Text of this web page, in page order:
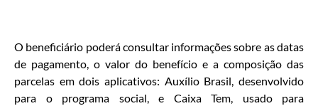
O beneficiário poderá consultar informações sobre as datas
de pagamento, o valor do benefício e a composição das
parcelas em dois aplicativos: Auxílio Brasil, desenvolvido
para o programa social, e Caixa Tem, usado para